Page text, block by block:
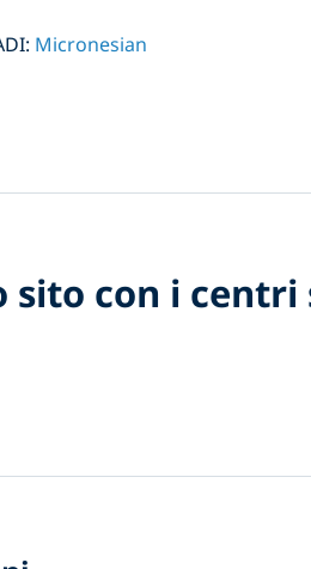
Micronesian
con i centri